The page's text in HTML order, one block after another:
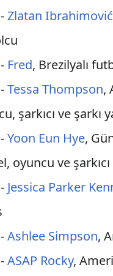
-Zlatan Ibrahimović
Fred, Brezilyalı
Tessa Thompson,
şarkıcı ve şarkı
Yoon Eun Hye,
oyuncu ve şarkıcı
Jessica Parker
Ashlee Simpson,
ASAP Rocky,